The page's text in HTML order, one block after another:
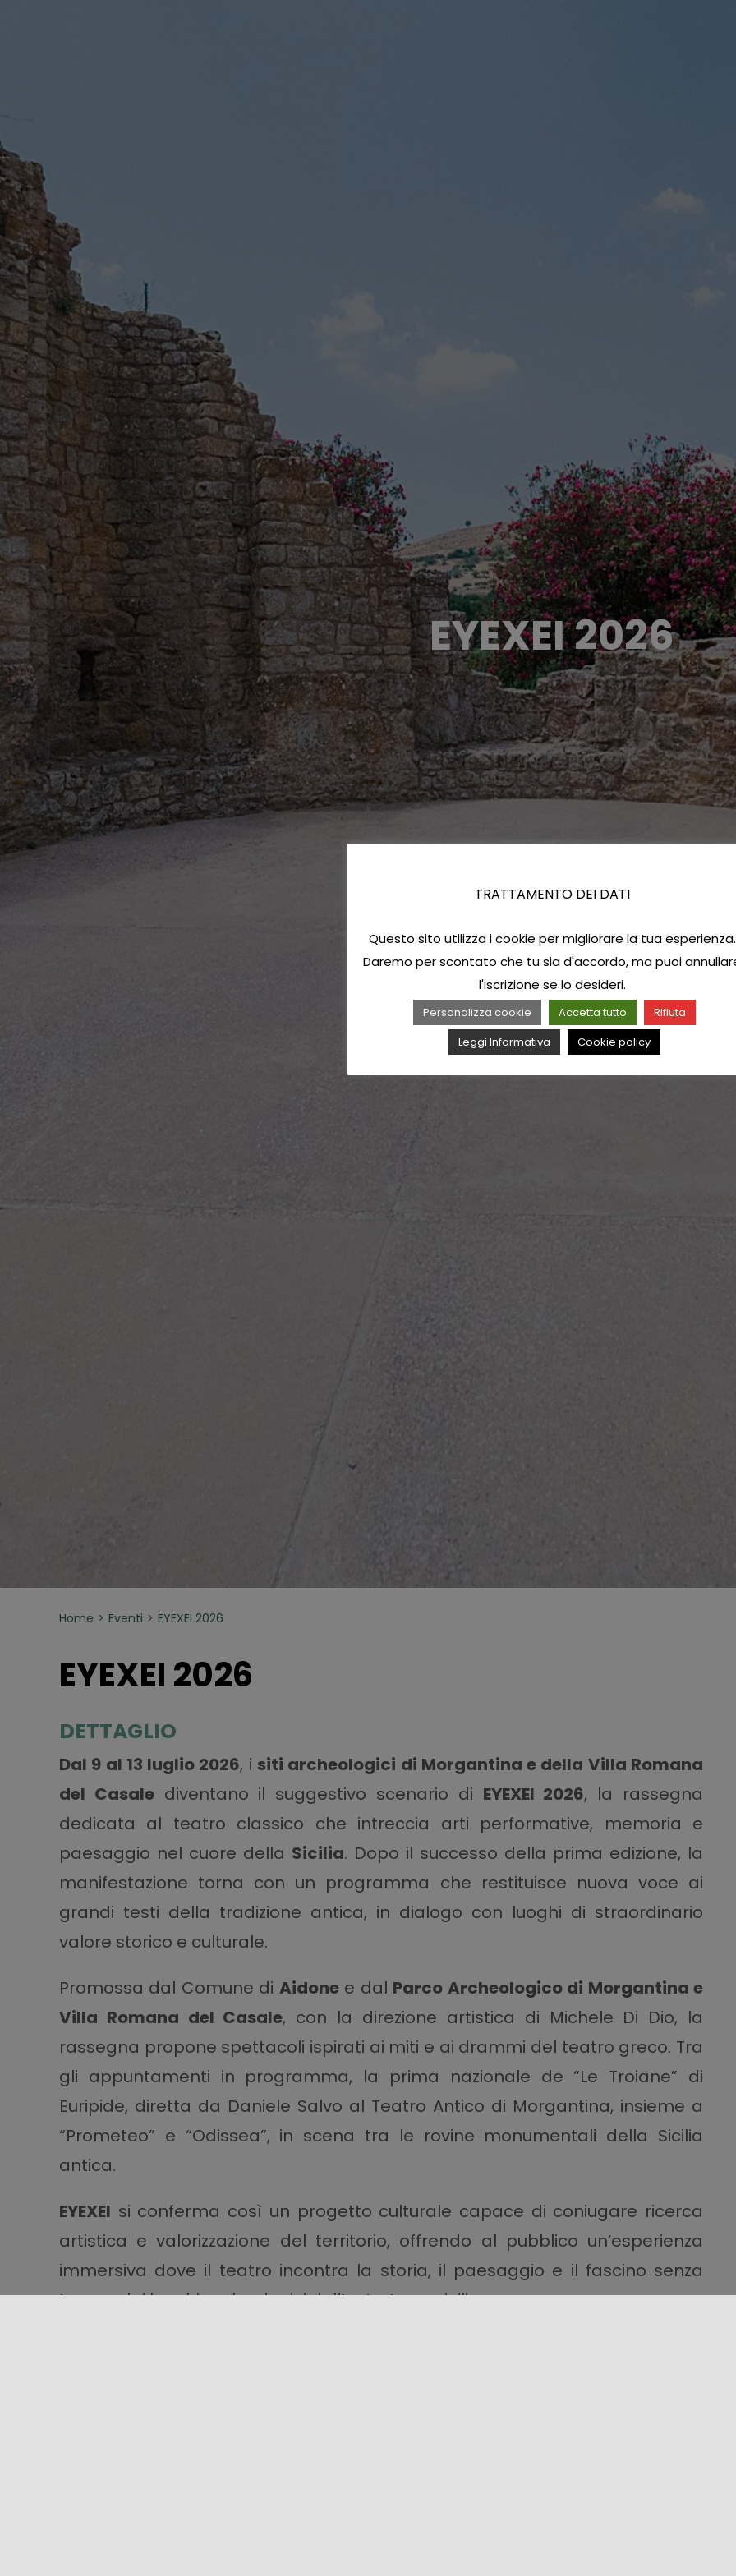
EYEXEI 2026
Home Eventi EYEXEI 2026
EYEXEI 2026
DETTAGLIO
Dal 9 al 13 luglio 2026, i siti archeologici di Morgantina e della Villa Romana
del Casalediventano il suggestivo scenario di EYEXEI 2026, la rassegna
dedicata al teatro classico che intreccia arti performative, memoria e
paesaggio nel cuore della Sicilia. Dopo il successo della prima edizione, la
manifestazione torna con un programma che restituisce nuova voce ai
grandi testi della tradizione antica, in dialogo con luoghi di straordinario
valore storico e culturale.
Promossa dal Comune di Aidonee dal Parco Archeologico di Morgantina e
Villa Romana del Casale, con la direzione artistica di Michele Di Dio, la
rassegna propone spettacoli ispirati ai miti e ai drammi del teatro greco. Tra
gli appuntamenti in programma, la prima nazionale de “Le Troiane” di
Euripide, diretta da Daniele Salvo al Teatro Antico di Morgantina, insieme a
“Prometeo” e “Odissea”, in scena tra le rovine monumentali della Sicilia
antica.
EYEXEI si conferma così un progetto culturale capace di coniugare ricerca
artistica e valorizzazione del territorio, offrendo al pubblico un’esperienza
immersiva dove il teatro incontra la storia, il paesaggio e il fascino senza
tempo dei luoghi archeologici dell’entroterra siciliano.
TRATTAMENTO DEI DATI
Questo sito utilizza i cookie per migliorare la tua esperienza.
Daremo per scontato che tu sia d'accordo, ma puoi
l'iscrizione se lo desideri.
Personalizza cookie Accetta tutto
Rifiuta
Leggi Informativa
Cookie policy